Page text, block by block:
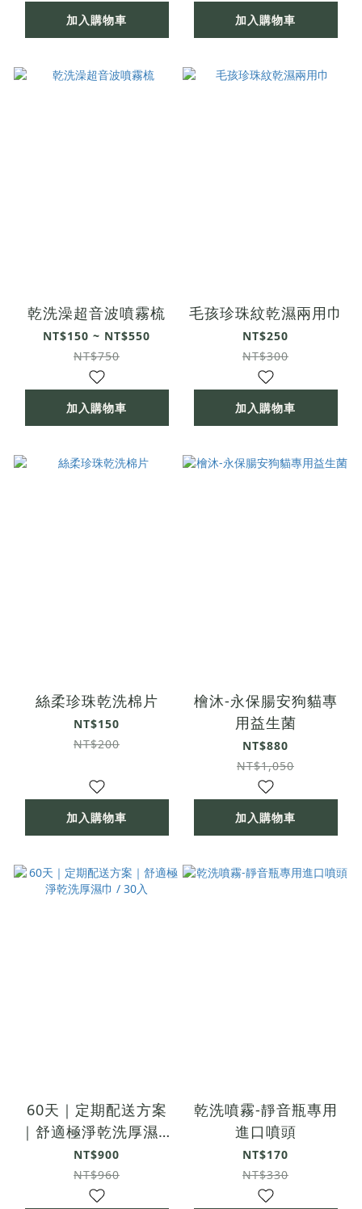
加入購物車 加入購物車
乾洗澡超音波噴霧梳
NT$150 ~ NT$550
NT$750
加入購物車
毛孩珍珠紋乾濕兩用巾
NT$250
NT$300
加入購物車
絲柔珍珠乾洗棉片
NT$150
NT$200
加入購物車
檜沐-永保腸安狗貓專
用益生菌
NT$880
NT$1,050
加入購物車
60天｜定期配送方案
｜舒適極淨乾洗厚濕巾
/ 30入
NT$900
NT$960
乾洗噴霧-靜音瓶專用
進口噴頭
NT$170
NT$330